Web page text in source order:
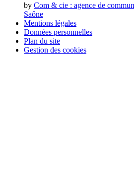
by Com & cie : agence de
Saône
Mentions légales
Données personnelles
Plan du site
Gestion des cookies